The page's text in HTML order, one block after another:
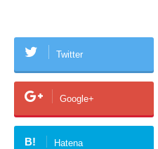
Twitter
Google+
B! Hatena